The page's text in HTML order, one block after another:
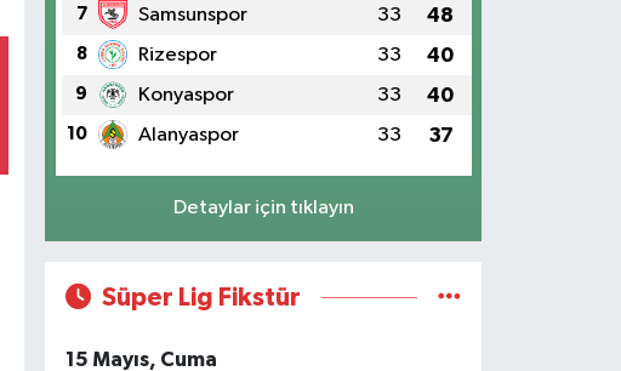
7 Samsunspor 33 48
8 Rizespor 33 40
9 Konyaspor 33 40
10 Alanyaspor 33 37
Detaylar için tıklayın
Süper Lig Fikstür
15 Mayıs, Cuma